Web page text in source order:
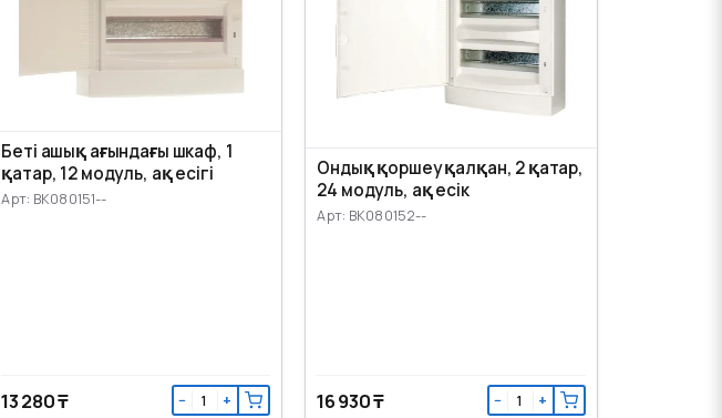
Беті ашық ағындағы шкаф, 1
қатар, 12 модуль, ақ есігі
Арт: BK080151--
13 280 ₸ − +
Ондық қоршеу қалқан, 2 қатар,
24 модуль, ақ есік
Арт: BK080152--
16 930 ₸ − +